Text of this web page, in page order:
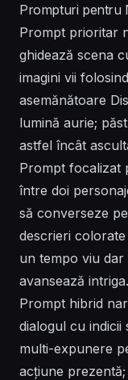
Prompturi pentru
Prompt prioritar
ghidează scena
imagini vii
asemănătoare
lumină aurie;
astfel încât
Prompt focalizat
între doi
să converseze
descrieri colorate
un tempo viu
avansează intriga.
Prompt hibrid
dialogul cu
multi-expunere
acțiune